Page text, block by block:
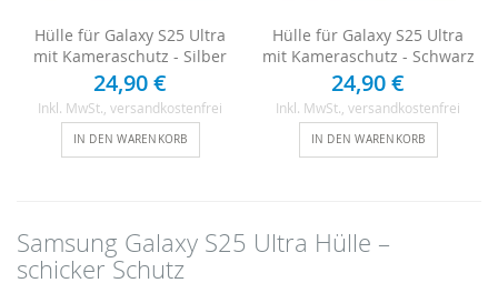
Hülle für Galaxy S25 Ultra
mit Kameraschutz - Silber
24,90 €
Inkl. MwSt. , versandkostenfrei
IN DEN WARENKORB
Hülle für Galaxy S25 Ultra
mit Kameraschutz - Schwarz
24,90 €
Inkl. MwSt. , versandkostenfrei
IN DEN WARENKORB
Samsung Galaxy S25 Ultra Hülle –
schicker Schutz